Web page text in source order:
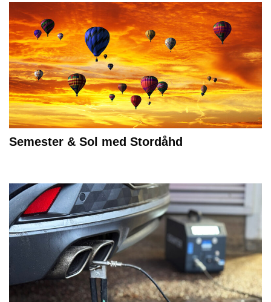
Semester & Sol med Stordåhd